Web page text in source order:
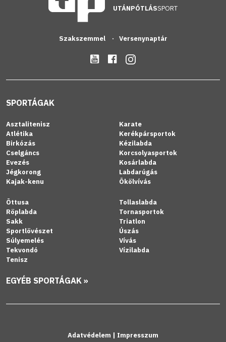
UTÁNPÓTLÁSSPORT
Szakszemmel Versenynaptár
SPORTÁGAK
Asztalitenisz
Atlétika
Birkózás
Cselgáncs
Evezés
Jégkorong
Kajak-kenu
Karate
Kerékpársportok
Kézilabda
Korcsolyasportok
Kosárlabda
Labdarúgás
Ökölvívás
Öttusa
Röplabda
Sakk
Sportlövészet
Súlyemelés
Tekvondó
Tenisz
Tollaslabda
Tornasportok
Triatlon
Úszás
Vívás
Vízilabda
EGYÉB SPORTÁGAK »
Adatvédelem | Impresszum